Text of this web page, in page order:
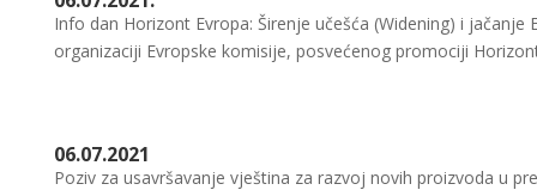
Info dan Horizont Evropa: Širenje učešća (Widening) i
organizaciji Evropske komisije, posvećenog promociji
06.07.2021
Poziv za usavršavanje vještina za razvoj novih proizvoda u